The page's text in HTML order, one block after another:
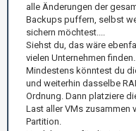
alle Änderungen der
Backups puffern, selbst
sichern möchtest....
Siehst du, das wäre
vielen Unternehmen finden...
Mindestens könntest du
und weiterhin dasselbe
Ordnung. Dann platziere
Last aller VMs zusammen
Partition.